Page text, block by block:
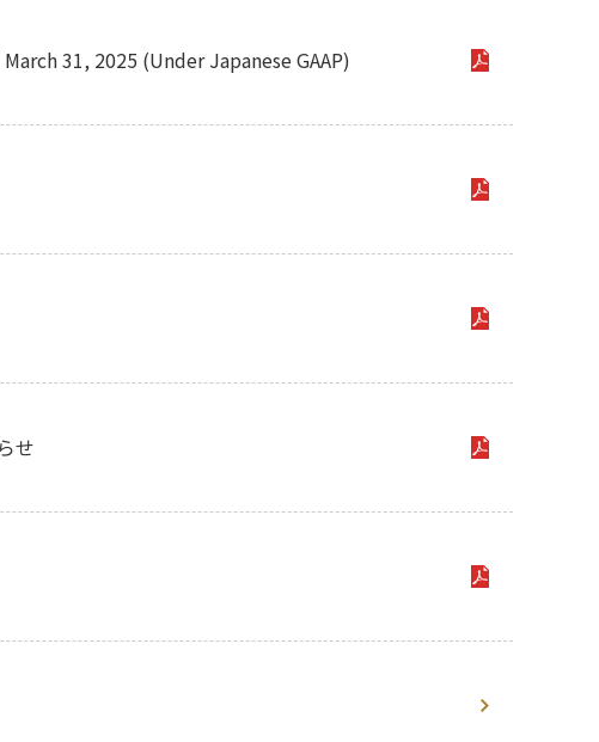
31, 2025 (Under Japanese GAAP)
せ